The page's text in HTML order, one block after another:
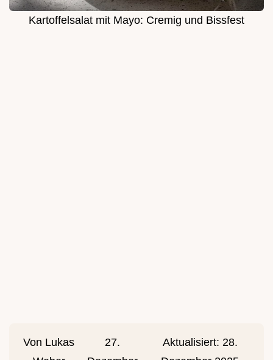
Kartoffelsalat mit Mayo: Cremig und Bissfest
Von Lukas
27.
Aktualisiert: 28.